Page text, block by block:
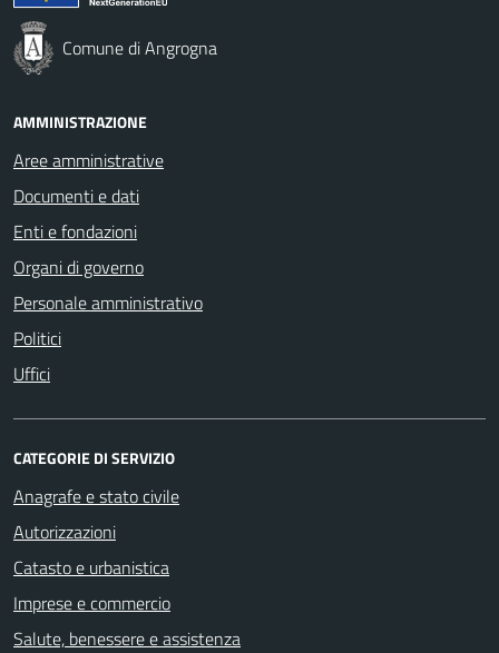
Comune di Angrogna
AMMINISTRAZIONE
Aree amministrative
Documenti e dati
Enti e fondazioni
Organi di governo
Personale amministrativo
Politici
Uffici
CATEGORIE DI SERVIZIO
Anagrafe e stato civile
Autorizzazioni
Catasto e urbanistica
Imprese e commercio
Salute, benessere e assistenza